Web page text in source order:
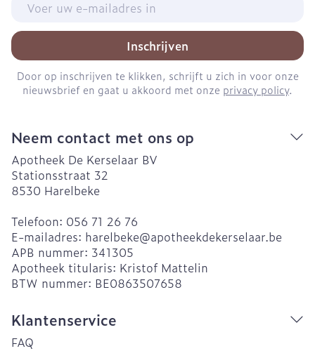
Inschrijven
Door op inschrijven te klikken, schrijft u zich in voor onze
nieuwsbrief en gaat u akkoord met onze privacy policy.
Neem contact met ons op
Apotheek De Kerselaar BV
Stationsstraat 32
8530 Harelbeke
Telefoon: 056 71 26 76
E-mailadres: harelbeke@apotheekdekerselaar.be
APB nummer: 341305
Apotheek titularis: Kristof Mattelin
BTW nummer: BE0863507658
Klantenservice
FAQ